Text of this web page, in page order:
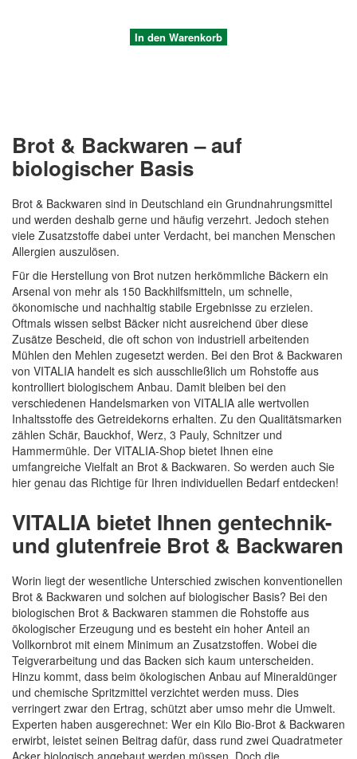
Quickview
In den Warenkorb
Brot & Backwaren – auf
biologischer Basis
Brot & Backwaren sind in Deutschland ein Grundnahrungsmittel
und werden deshalb gerne und häufig verzehrt. Jedoch stehen
viele Zusatzstoffe dabei unter Verdacht, bei manchen Menschen
Allergien auszulösen.
Für die Herstellung von Brot nutzen herkömmliche Bäckern ein
Arsenal von mehr als 150 Backhilfsmitteln, um schnelle,
ökonomische und nachhaltig stabile Ergebnisse zu erzielen.
Oftmals wissen selbst Bäcker nicht ausreichend über diese
Zusätze Bescheid, die oft schon von industriell arbeitenden
Mühlen den Mehlen zugesetzt werden. Bei den Brot & Backwaren
von VITALIA handelt es sich ausschließlich um Rohstoffe aus
kontrolliert biologischem Anbau. Damit bleiben bei den
verschiedenen Handelsmarken von VITALIA alle wertvollen
Inhaltsstoffe des Getreidekorns erhalten. Zu den Qualitätsmarken
zählen Schär, Bauckhof, Werz, 3 Pauly, Schnitzer und
Hammermühle. Der VITALIA-Shop bietet Ihnen eine
umfangreiche Vielfalt an Brot & Backwaren. So werden auch Sie
hier genau das Richtige für Ihren individuellen Bedarf entdecken!
VITALIA bietet Ihnen gentechnik-
und glutenfreie Brot & Backwaren
Worin liegt der wesentliche Unterschied zwischen konventionellen
Brot & Backwaren und solchen auf biologischer Basis? Bei den
biologischen Brot & Backwaren stammen die Rohstoffe aus
ökologischer Erzeugung und es besteht ein hoher Anteil an
Vollkornbrot mit einem Minimum an Zusatzstoffen. Wobei die
Teigverarbeitung und das Backen sich kaum unterscheiden.
Hinzu kommt, dass beim ökologischen Anbau auf Mineraldünger
und chemische Spritzmittel verzichtet werden muss. Dies
verringert zwar den Ertrag, schützt aber umso mehr die Umwelt.
Experten haben ausgerechnet: Wer ein Kilo Bio-Brot & Backwaren
erwirbt, leistet seinen Beitrag dafür, dass rund zwei Quadratmeter
Acker biologisch angebaut werden müssen. Doch die